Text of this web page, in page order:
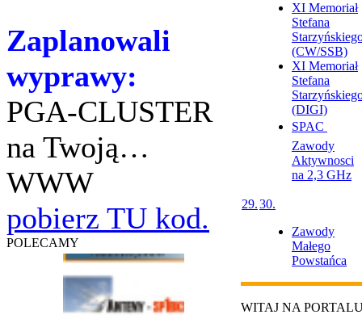
Zaplanowali
wyprawy:
PGA-CLUSTER
na Twoją…
WWW
pobierz TU kod.
POLECAMY
XI Memoriał
Stefana
(CW/SSB)
XI Memoriał
Stefana
(DIGI)
SPAC 
Zawody
Aktywnosci
na 2,3 GHz
29.30.
Zawody
Małego
Powstańca
WITAJ NA